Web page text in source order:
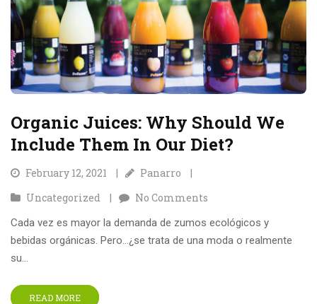
Organic Juices: Why Should We
Include Them In Our Diet?
February 12, 2021
Panarro
Uncategorized
No Comments
Cada vez es mayor la demanda de zumos ecológicos y
bebidas orgánicas. Pero…¿se trata de una moda o realmente
su...
READ MORE